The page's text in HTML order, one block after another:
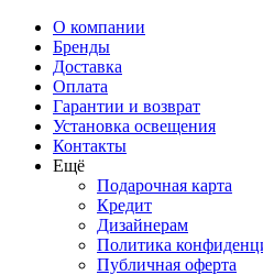
О компании
Бренды
Доставка
Оплата
Гарантии и возврат
Установка освещения
Контакты
Ещё
Подарочная карта
Кредит
Дизайнерам
Политика
Публичная оферта